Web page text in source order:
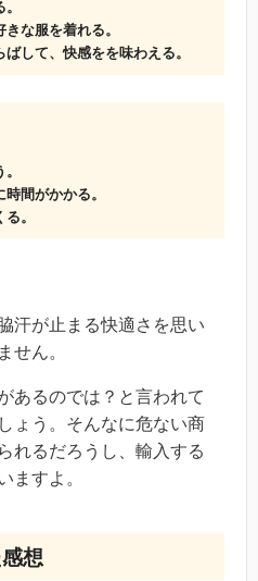
な服を着れる。
して、快感をを味わえる。
間がかかる。
。
汗が止まる快適さを思い
せん。
あるのでは？と言われて
ょう。そんなに危ない商
れるだろうし、輸入する
ますよ。
想